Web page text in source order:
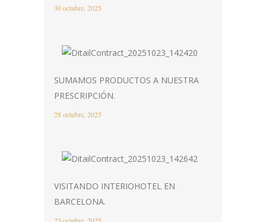
30 octubre, 2025
SUMAMOS PRODUCTOS A NUESTRA
PRESCRIPCIÓN.
28 octubre, 2025
VISITANDO INTERIOHOTEL EN
BARCELONA.
23 octubre, 2025